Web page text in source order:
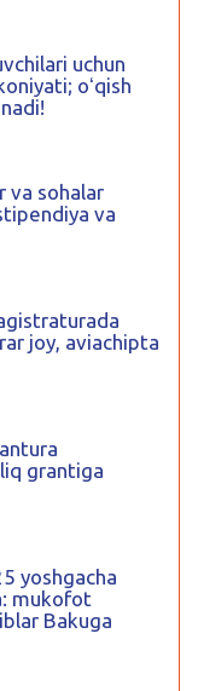
uchun
oʻqish
va sohalar
va
joy, aviachipta
grantiga
yoshgacha
mukofot
Bakuga